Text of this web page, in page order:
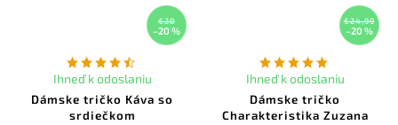
€20
–20 %
Dámske tričko Káva so
srdiečkom
Ihneď k odoslaniu
€24,99
–20 %
Dámske tričko
Charakteristika Zuzana
Ihneď k odoslaniu